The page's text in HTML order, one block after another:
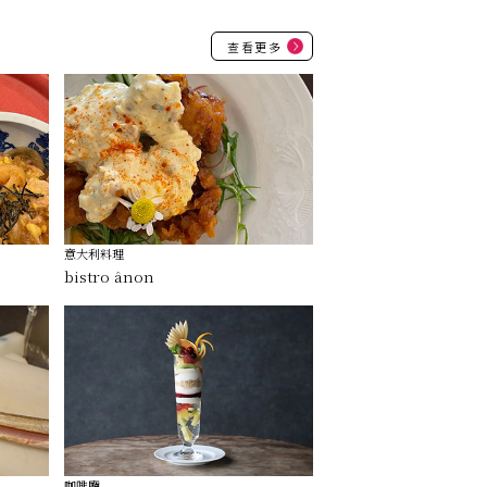
查看更多
意大利料理
bistro ânon